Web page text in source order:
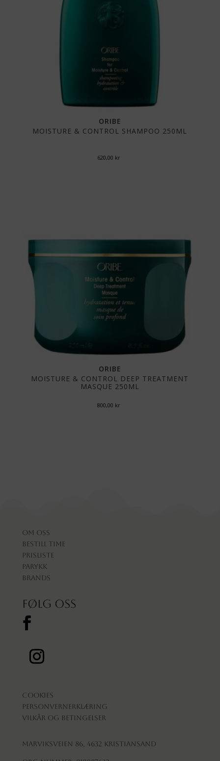
ORIBE
MOISTURE & CONTROL SHAMPOO 250ML
620,00 kr
ORIBE
MOISTURE & CONTROL DEEP TREATMENT
MASQUE 250ML
800,00 kr
Om oss
Bestill time
Prisliste
Parykk
Brands
Følg oss
Cookies
Personvernerklæring
Vilkår og betingelser
Marviksveien 86, 4632 Kristiansand